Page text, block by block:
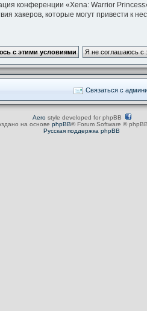
конференции «Xena: Warrior
хакеров, которые могут привести к
Связаться с
Aerostyle developed for phpBB
на основе phpBB® Forum Software ©
Русская поддержка phpBB